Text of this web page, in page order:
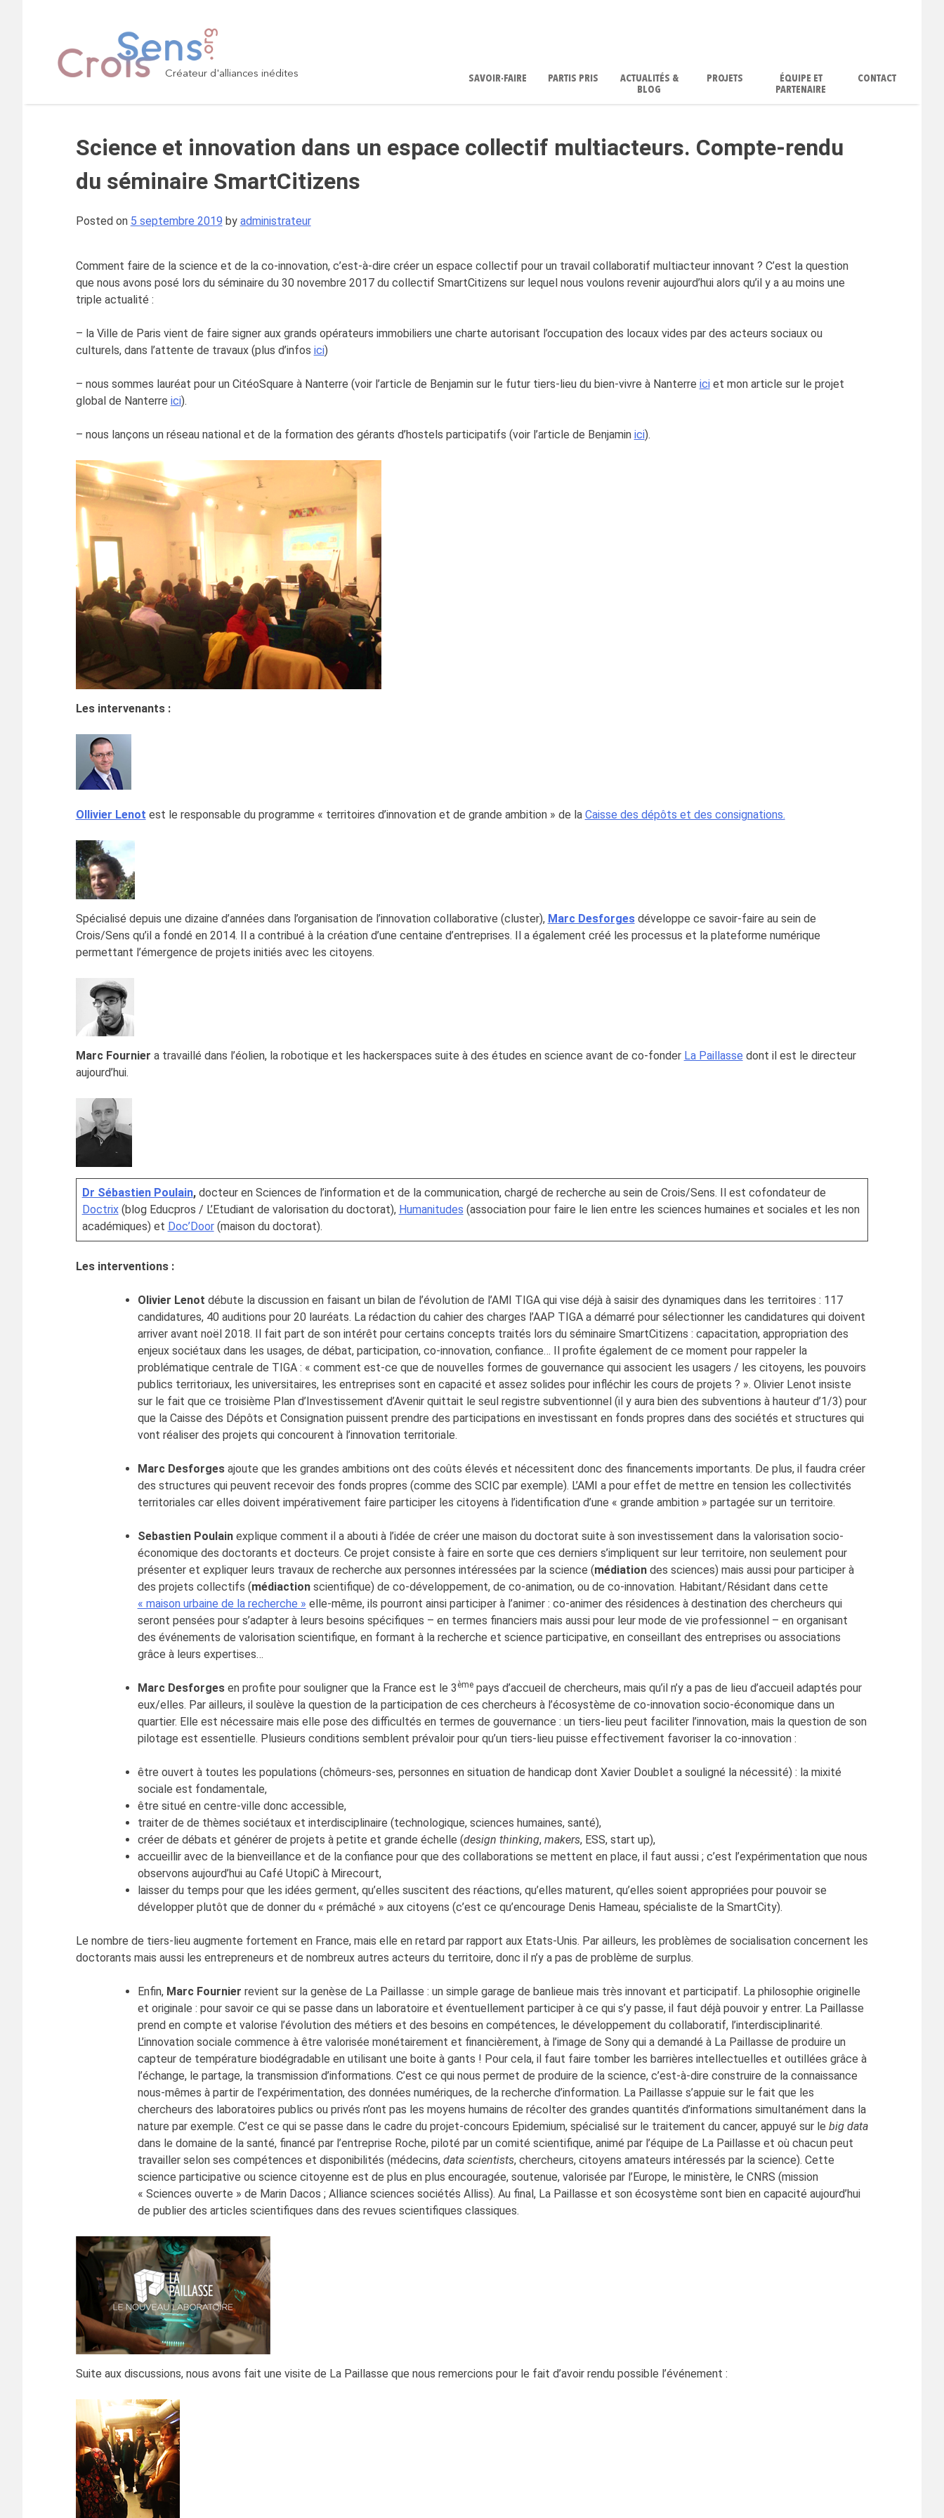
Créateur d'alliances inédites SAVOIR-FAIRE PARTIS PRIS
ACTUALITÉS &
BLOG
PROJETS
ÉQUIPE ET
PARTENAIRE
CONTACT
Science et innovation dans un espace collectif multiacteurs. Compte-rendu
du séminaire SmartCitizens
Posted on 5 septembre 2019 by administrateur
Comment faire de la science et de la co-innovation, c’est-à-dire créer un espace collectif pour un travail collaboratif multiacteur innovant ? C’est la question
que nous avons posé lors du séminaire du 30 novembre 2017 du collectif SmartCitizens sur lequel nous voulons revenir aujourd’hui alors qu’il y a au moins une
triple actualité :
– la Ville de Paris vient de faire signer aux grands opérateurs immobiliers une charte autorisant l’occupation des locaux vides par des acteurs sociaux ou
culturels, dans l’attente de travaux (plus d’infos ici)
– nous sommes lauréat pour un CitéoSquare à Nanterre (voir l’article de Benjamin sur le futur tiers-lieu du bien-vivre à Nanterre iciet mon article sur le projet
global de Nanterre ici).
– nous lançons un réseau national et de la formation des gérants d’hostels participatifs (voir l’article de Benjamin ici).
Les intervenants :
Ollivier Lenot est le responsable du programme « territoires d’innovation et de grande ambition » de la Caisse des dépôts et des consignations.
Spécialisé depuis une dizaine d’années dans l’organisation de l’innovation collaborative (cluster), Marc Desforgesdéveloppe ce savoir-faire au sein de
Crois/Sens qu’il a fondé en 2014. Il a contribué à la création d’une centaine d’entreprises. Il a également créé les processus et la plateforme numérique
permettant l’émergence de projets initiés avec les citoyens.
Marc Fournier a travaillé dans l’éolien, la robotique et les hackerspaces suite à des études en science avant de co-fonder La Paillasse dont il est le directeur
aujourd’hui.
Dr Sébastien Poulain, docteur en Sciences de l’information et de la communication, chargé de recherche au sein de Crois/Sens. Il est cofondateur de
Doctrix(blog Educpros / L’Etudiant de valorisation du doctorat), Humanitudes (association pour faire le lien entre les sciences humaines et sociales et les non
académiques) et Doc’Door(maison du doctorat).
Les interventions :
Olivier Lenot débute la discussion en faisant un bilan de l’évolution de l’AMI TIGA qui vise déjà à saisir des dynamiques dans les territoires : 117
candidatures, 40 auditions pour 20 lauréats. La rédaction du cahier des charges l’AAP TIGA a démarré pour sélectionner les candidatures qui doivent
arriver avant noël 2018. Il fait part de son intérêt pour certains concepts traités lors du séminaire SmartCitizens : capacitation, appropriation des
enjeux sociétaux dans les usages, de débat, participation, co-innovation, confiance… Il profite également de ce moment pour rappeler la
problématique centrale de TIGA : « comment est-ce que de nouvelles formes de gouvernance qui associent les usagers / les citoyens, les pouvoirs
publics territoriaux, les universitaires, les entreprises sont en capacité et assez solides pour infléchir les cours de projets ? ». Olivier Lenot insiste
sur le fait que ce troisième Plan d’Investissement d’Avenir quittait le seul registre subventionnel (il y aura bien des subventions à hauteur d’1/3) pour
que la Caisse des Dépôts et Consignation puissent prendre des participations en investissant en fonds propres dans des sociétés et structures qui
vont réaliser des projets qui concourent à l’innovation territoriale.
Marc Desforgesajoute que les grandes ambitions ont des coûts élevés et nécessitent donc des financements importants. De plus, il faudra créer
des structures qui peuvent recevoir des fonds propres (comme des SCIC par exemple). L’AMI a pour effet de mettre en tension les collectivités
territoriales car elles doivent impérativement faire participer les citoyens à l’identification d’une « grande ambition » partagée sur un territoire.
Sebastien Poulainexplique comment il a abouti à l’idée de créer une maison du doctorat suite à son investissement dans la valorisation socio-
économique des doctorants et docteurs. Ce projet consiste à faire en sorte que ces derniers s’impliquent sur leur territoire, non seulement pour
présenter et expliquer leurs travaux de recherche aux personnes intéressées par la science (médiationdes sciences) mais aussi pour participer à
des projets collectifs (médiactionscientifique) de co-développement, de co-animation, ou de co-innovation. Habitant/Résidant dans cette
« maison urbaine de la recherche » elle-même, ils pourront ainsi participer à l’animer : co-animer des résidences à destination des chercheurs qui
seront pensées pour s’adapter à leurs besoins spécifiques – en termes financiers mais aussi pour leur mode de vie professionnel – en organisant
des événements de valorisation scientifique, en formant à la recherche et science participative, en conseillant des entreprises ou associations
grâce à leurs expertises…
Marc Desforgesen profite pour souligner que la France est le 3 èmepays d’accueil de chercheurs, mais qu’il n’y a pas de lieu d’accueil adaptés pour
eux/elles. Par ailleurs, il soulève la question de la participation de ces chercheurs à l’écosystème de co-innovation socio-économique dans un
quartier. Elle est nécessaire mais elle pose des difficultés en termes de gouvernance : un tiers-lieu peut faciliter l’innovation, mais la question de son
pilotage est essentielle. Plusieurs conditions semblent prévaloir pour qu’un tiers-lieu puisse effectivement favoriser la co-innovation :
être ouvert à toutes les populations (chômeurs-ses, personnes en situation de handicap dont Xavier Doublet a souligné la nécessité) : la mixité
sociale est fondamentale,
être situé en centre-ville donc accessible,
traiter de de thèmes sociétaux et interdisciplinaire (technologique, sciences humaines, santé),
créer de débats et générer de projets à petite et grande échelle (design thinking, makers, ESS, start up),
accueillir avec de la bienveillance et de la confiance pour que des collaborations se mettent en place, il faut aussi ; c’est l’expérimentation que nous
observons aujourd’hui au Café UtopiC à Mirecourt,
laisser du temps pour que les idées germent, qu’elles suscitent des réactions, qu’elles maturent, qu’elles soient appropriées pour pouvoir se
développer plutôt que de donner du « prémâché » aux citoyens (c’est ce qu’encourage Denis Hameau, spécialiste de la SmartCity).
Le nombre de tiers-lieu augmente fortement en France, mais elle en retard par rapport aux Etats-Unis. Par ailleurs, les problèmes de socialisation concernent les
doctorants mais aussi les entrepreneurs et de nombreux autres acteurs du territoire, donc il n’y a pas de problème de surplus.
Enfin, Marc Fournier revient sur la genèse de La Paillasse : un simple garage de banlieue mais très innovant et participatif. La philosophie originelle
et originale : pour savoir ce qui se passe dans un laboratoire et éventuellement participer à ce qui s’y passe, il faut déjà pouvoir y entrer. La Paillasse
prend en compte et valorise l’évolution des métiers et des besoins en compétences, le développement du collaboratif, l’interdisciplinarité.
L’innovation sociale commence à être valorisée monétairement et financièrement, à l’image de Sony qui a demandé à La Paillasse de produire un
capteur de température biodégradable en utilisant une boite à gants ! Pour cela, il faut faire tomber les barrières intellectuelles et outillées grâce à
l’échange, le partage, la transmission d’informations. C’est ce qui nous permet de produire de la science, c’est-à-dire construire de la connaissance
nous-mêmes à partir de l’expérimentation, des données numériques, de la recherche d’information. La Paillasse s’appuie sur le fait que les
chercheurs des laboratoires publics ou privés n’ont pas les moyens humains de récolter des grandes quantités d’informations simultanément dans la
nature par exemple. C’est ce qui se passe dans le cadre du projet-concours Epidemium, spécialisé sur le traitement du cancer, appuyé sur le big data
dans le domaine de la santé, financé par l’entreprise Roche, piloté par un comité scientifique, animé par l’équipe de La Paillasse et où chacun peut
travailler selon ses compétences et disponibilités (médecins, data scientists, chercheurs, citoyens amateurs intéressés par la science). Cette
science participative ou science citoyenne est de plus en plus encouragée, soutenue, valorisée par l’Europe, le ministère, le CNRS (mission
« Sciences ouverte » de Marin Dacos ; Alliance sciences sociétés Alliss). Au final, La Paillasse et son écosystème sont bien en capacité aujourd’hui
de publier des articles scientifiques dans des revues scientifiques classiques.
Suite aux discussions, nous avons fait une visite de La Paillasse que nous remercions pour le fait d’avoir rendu possible l’événement :